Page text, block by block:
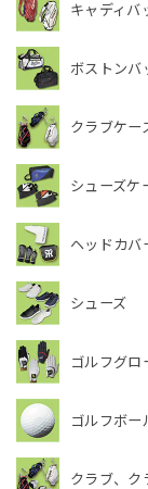
キャディバ
ボストンバ
クラブケー
シューズケ
ヘッドカバ
シューズ
ゴルフグロ
ゴルフボー
クラブ、ク